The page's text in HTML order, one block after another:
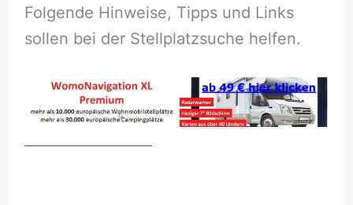
Folgende Hinweise, Tipps und Links
sollen bei der Stellplatzsuche helfen.